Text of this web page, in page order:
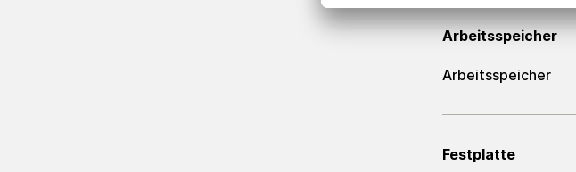
Arbeitsspeicher
Arbeitsspeicher
Festplatte